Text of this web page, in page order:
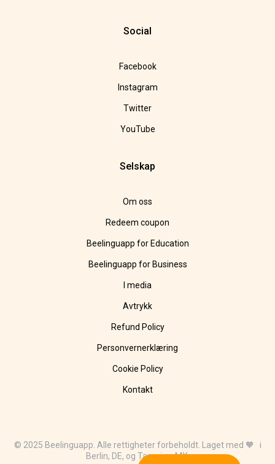
Social
Facebook
Instagram
Twitter
YouTube
Selskap
Om oss
Redeem coupon
Beelinguapp for Education
Beelinguapp for Business
I media
Avtrykk
Refund Policy
Personvernerklæring
Cookie Policy
Kontakt
© 2025 Beelinguapp. Alle rettigheter forbeholdt. Laget med 🧡 i
Berlin, DE, og Tampico, MX.